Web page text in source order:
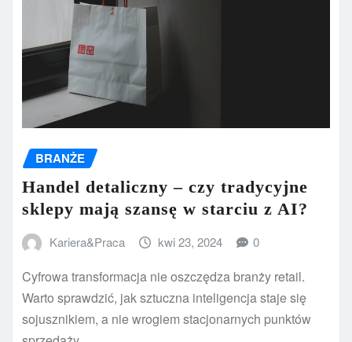
BRANŻE
Handel detaliczny – czy tradycyjne
sklepy mają szansę w starciu z AI?
Kariera&Praca kwi 23, 2024 0
Cyfrowa transformacja nie oszczędza branży retail.
Warto sprawdzić, jak sztuczna inteligencja staje się
sojusznikiem, a nie wrogiem stacjonarnych punktów